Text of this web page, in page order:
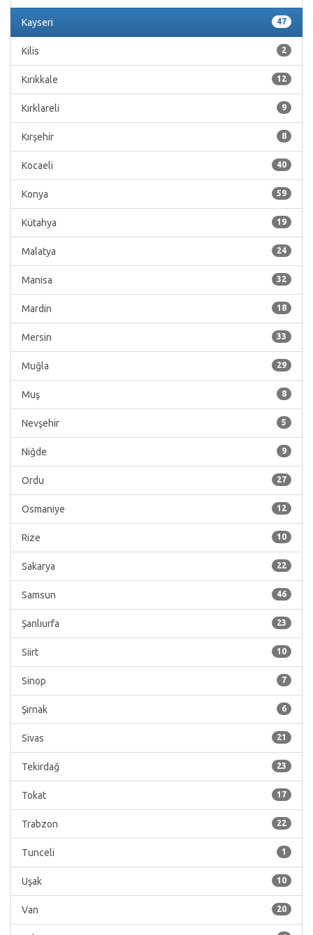
47
Kayseri
2
Kilis
12
Kırıkkale
9
Kırklareli
8
Kırşehir
40
Kocaeli
59
Konya
19
Kütahya
24
Malatya
32
Manisa
18
Mardin
33
Mersin
29
Muğla
8
Muş
5
Nevşehir
9
Niğde
27
Ordu
12
Osmaniye
10
Rize
22
Sakarya
46
Samsun
23
Şanlıurfa
10
Siirt
7
Sinop
6
Şırnak
21
Sivas
23
Tekirdağ
17
Tokat
22
Trabzon
1
Tunceli
10
Uşak
20
Van